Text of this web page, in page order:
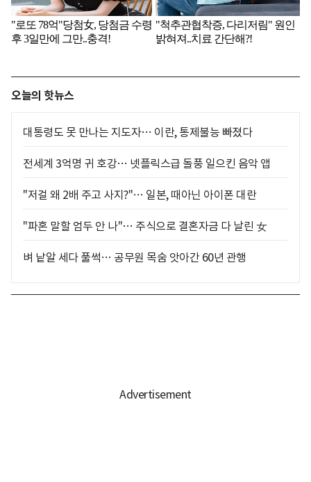
오늘의 핫뉴스
대통령도 못 만나는 지도자… 이란, 통제불능 빠졌다
전세계 3억명 귀 호강… 넷플릭스급 돌풍 일으킨 음악 앱
"저걸 왜 2배 주고 사지?"… 일본, 때아닌 아이폰 대란
"파혼 말할 엄두 안 나"… 주식으로 결혼자금 다 날린 女
벼 낱알 세다 풀썩… 공무원 목숨 앗아간 60년 관행